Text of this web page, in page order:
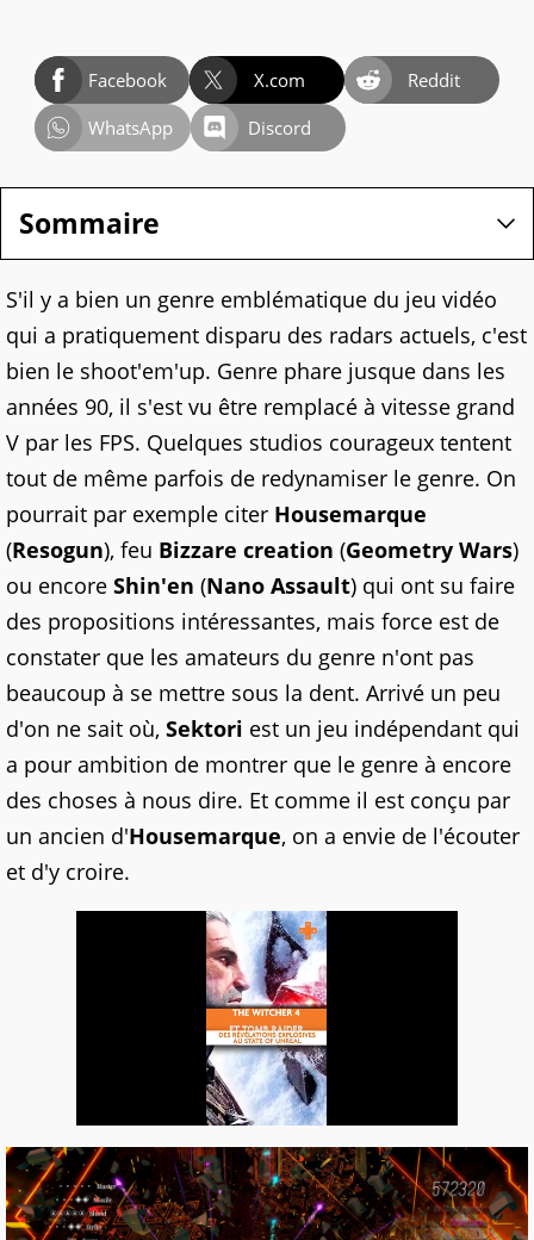
Facebook X.com
Reddit
WhatsApp
Discord
Sommaire
S'il y a bien un genre emblématique du jeu vidéo
qui a pratiquement disparu des radars actuels, c'est
bien le shoot'em'up. Genre phare jusque dans les
années 90, il s'est vu être remplacé à vitesse grand
V par les FPS. Quelques studios courageux tentent
tout de même parfois de redynamiser le genre. On
pourrait par exemple citer Housemarque
(Resogun), feu Bizzare creation (Geometry Wars)
ou encore Shin'en (Nano Assault) qui ont su faire
des propositions intéressantes, mais force est de
constater que les amateurs du genre n'ont pas
beaucoup à se mettre sous la dent. Arrivé un peu
d'on ne sait où, Sektori est un jeu indépendant qui
a pour ambition de montrer que le genre à encore
des choses à nous dire. Et comme il est conçu par
un ancien d'Housemarque, on a envie de l'écouter
et d'y croire.